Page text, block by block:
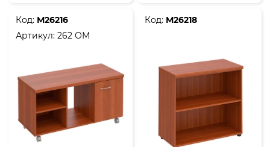
Код: М26216
Артикул:262 ОМ
Код: М26218